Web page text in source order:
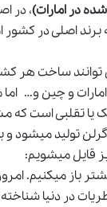
شده در امارات)، در
اصلی در کشور
ساخت هر
امارات و چین و… اما
یا تقلبی است که
تولید میشود و
قايل میشویم:
باز میکنیم.
در دنیا